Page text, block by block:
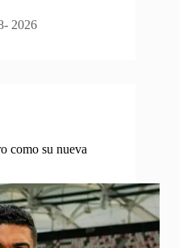
2026
como su nueva